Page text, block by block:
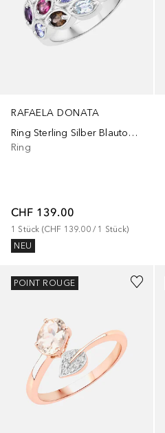
RAFAELA DONATA
Ring Sterling Silber Blautopas in Silber
Ring
CHF 139.00
1 Stück (CHF 139.00 / 1 Stück)
NEU
POINT ROUGE